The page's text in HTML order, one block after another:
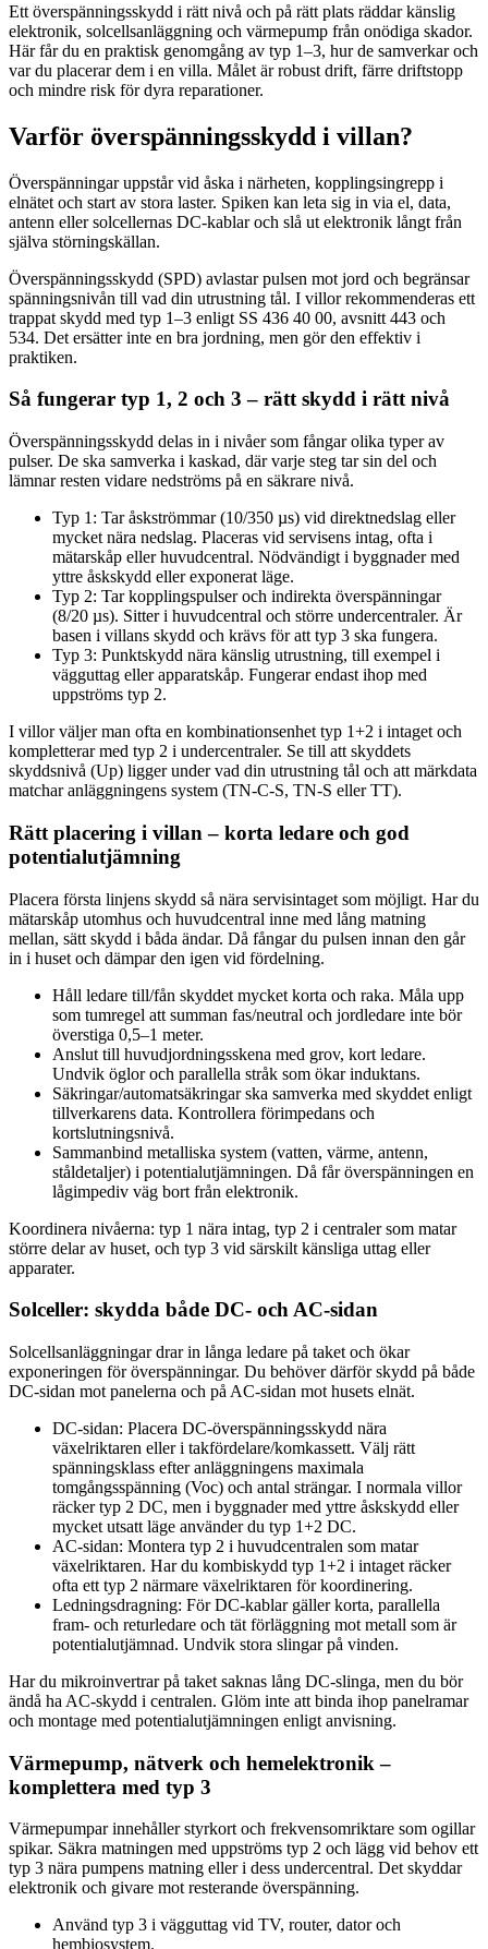
Ett överspänningsskydd i rätt nivå och på rätt plats räddar känslig
elektronik, solcellsanläggning och värmepump från onödiga skador.
Här får du en praktisk genomgång av typ 1–3, hur de samverkar och
var du placerar dem i en villa. Målet är robust drift, färre driftstopp
och mindre risk för dyra reparationer.
Varför överspänningsskydd i villan?
Överspänningar uppstår vid åska i närheten, kopplingsingrepp i
elnätet och start av stora laster. Spiken kan leta sig in via el, data,
antenn eller solcellernas DC-kablar och slå ut elektronik långt från
själva störningskällan.
Överspänningsskydd (SPD) avlastar pulsen mot jord och begränsar
spänningsnivån till vad din utrustning tål. I villor rekommenderas ett
trappat skydd med typ 1–3 enligt SS 436 40 00, avsnitt 443 och
534. Det ersätter inte en bra jordning, men gör den effektiv i
praktiken.
Så fungerar typ 1, 2 och 3 – rätt skydd i rätt nivå
Överspänningsskydd delas in i nivåer som fångar olika typer av
pulser. De ska samverka i kaskad, där varje steg tar sin del och
lämnar resten vidare nedströms på en säkrare nivå.
Typ 1: Tar åskströmmar (10/350 µs) vid direktnedslag eller
mycket nära nedslag. Placeras vid servisens intag, ofta i
mätarskåp eller huvudcentral. Nödvändigt i byggnader med
yttre åskskydd eller exponerat läge.
Typ 2: Tar kopplingspulser och indirekta överspänningar
(8/20 µs). Sitter i huvudcentral och större undercentraler. Är
basen i villans skydd och krävs för att typ 3 ska fungera.
Typ 3: Punktskydd nära känslig utrustning, till exempel i
vägguttag eller apparatskåp. Fungerar endast ihop med
uppströms typ 2.
I villor väljer man ofta en kombinationsenhet typ 1+2 i intaget och
kompletterar med typ 2 i undercentraler. Se till att skyddets
skyddsnivå (Up) ligger under vad din utrustning tål och att märkdata
matchar anläggningens system (TN-C-S, TN-S eller TT).
Rätt placering i villan – korta ledare och god
potentialutjämning
Placera första linjens skydd så nära servisintaget som möjligt. Har du
mätarskåp utomhus och huvudcentral inne med lång matning
mellan, sätt skydd i båda ändar. Då fångar du pulsen innan den går
in i huset och dämpar den igen vid fördelning.
Håll ledare till/fån skyddet mycket korta och raka. Måla upp
som tumregel att summan fas/neutral och jordledare inte bör
överstiga 0,5–1 meter.
Anslut till huvudjordningsskena med grov, kort ledare.
Undvik öglor och parallella stråk som ökar induktans.
Säkringar/automatsäkringar ska samverka med skyddet enligt
tillverkarens data. Kontrollera förimpedans och
kortslutningsnivå.
Sammanbind metalliska system (vatten, värme, antenn,
ståldetaljer) i potentialutjämningen. Då får överspänningen en
lågimpediv väg bort från elektronik.
Koordinera nivåerna: typ 1 nära intag, typ 2 i centraler som matar
större delar av huset, och typ 3 vid särskilt känsliga uttag eller
apparater.
Solceller: skydda både DC- och AC-sidan
Solcellsanläggningar drar in långa ledare på taket och ökar
exponeringen för överspänningar. Du behöver därför skydd på både
DC-sidan mot panelerna och på AC-sidan mot husets elnät.
DC-sidan: Placera DC-överspänningsskydd nära
växelriktaren eller i takfördelare/komkassett. Välj rätt
spänningsklass efter anläggningens maximala
tomgångsspänning (Voc) och antal strängar. I normala villor
räcker typ 2 DC, men i byggnader med yttre åskskydd eller
mycket utsatt läge använder du typ 1+2 DC.
AC-sidan: Montera typ 2 i huvudcentralen som matar
växelriktaren. Har du kombiskydd typ 1+2 i intaget räcker
ofta ett typ 2 närmare växelriktaren för koordinering.
Ledningsdragning: För DC-kablar gäller korta, parallella
fram- och returledare och tät förläggning mot metall som är
potentialutjämnad. Undvik stora slingar på vinden.
Har du mikroinvertrar på taket saknas lång DC-slinga, men du bör
ändå ha AC-skydd i centralen. Glöm inte att binda ihop panelramar
och montage med potentialutjämningen enligt anvisning.
Värmepump, nätverk och hemelektronik –
komplettera med typ 3
Värmepumpar innehåller styrkort och frekvensomriktare som ogillar
spikar. Säkra matningen med uppströms typ 2 och lägg vid behov ett
typ 3 nära pumpens matning eller i dess undercentral. Det skyddar
elektronik och givare mot resterande överspänning.
Använd typ 3 i vägguttag vid TV, router, dator och
hembiosystem.